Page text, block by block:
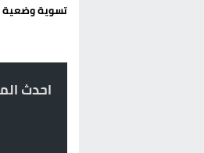
تسوية وضعية
احدث